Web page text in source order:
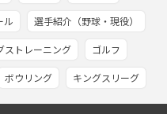
ル 選手紹介（野球・現役）
ストレーニング ゴルフ
ボウリング キングスリーグ